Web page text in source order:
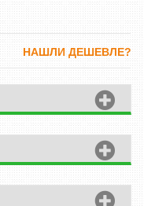
НАШЛИ ДЕШЕВЛЕ?